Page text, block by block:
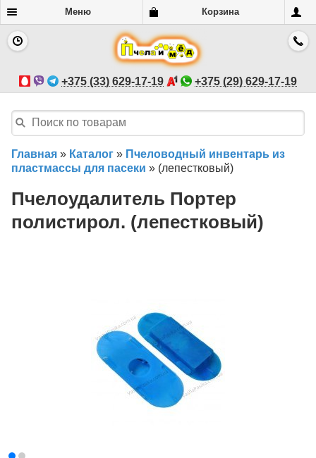
Меню Корзина
+375 (33) 629-17-19 +375 (29) 629-17-19
Главная » Каталог » Пчеловодный инвентарь из
пластмассы для пасеки » (лепестковый)
Пчелоудалитель Портер
полистирол. (лепестковый)